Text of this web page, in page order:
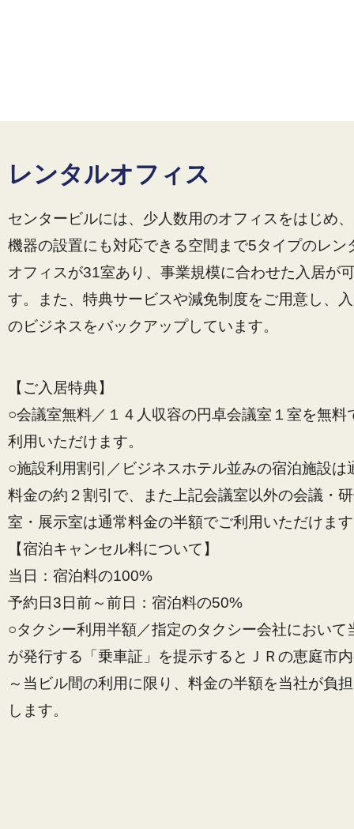
レンタルオフィス
センタービルには、少人数用のオフィスをはじめ
機器の設置にも対応できる空間まで5タイプのレン
オフィスが31室あり、事業規模に合わせた入居が
す。また、特典サービスや減免制度をご用意し、
のビジネスをバックアップしています。
【ご入居特典】
○会議室無料／１４人収容の円卓会議室１室を無料
利用いただけます。
○施設利用割引／ビジネスホテル並みの宿泊施設は
料金の約２割引で、また上記会議室以外の会議・
室・展示室は通常料金の半額でご利用いただけま
【宿泊キャンセル料について】
当日：宿泊料の100%
予約日3日前～前日：宿泊料の50%
○タクシー利用半額／指定のタクシー会社において
が発行する「乗車証」を提示するとＪＲの恵庭市
～当ビル間の利用に限り、料金の半額を当社が負
します。